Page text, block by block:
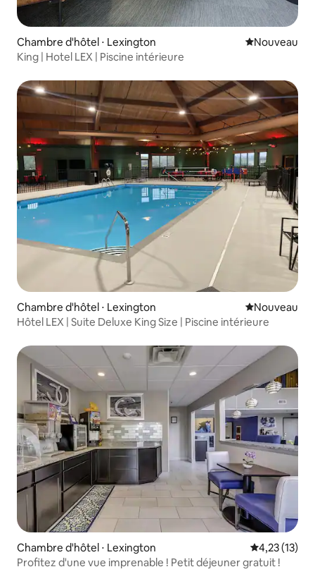
Chambre d'hôtel ⋅ Lexington Nouvel
Nouveau
King | Hotel LEX | Piscine intérieure
Chambre d'hôtel ⋅ Lexington Nouvel
Nouveau
Hôtel LEX | Suite Deluxe King Size | Piscine intérieure
Chambre d'hôtel ⋅ Lexington Évaluation
4,23 (13)
Profitez d'une vue imprenable ! Petit déjeuner gratuit !